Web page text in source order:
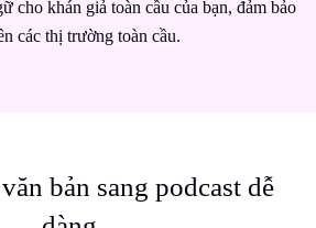
cho khán giả toàn cầu của bạn, đảm bảo
các thị trường toàn cầu.
bản sang podcast dễ